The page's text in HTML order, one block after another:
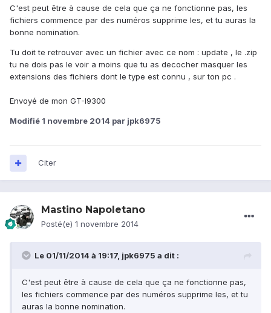
C'est peut être à cause de cela que ça ne fonctionne pas, les
fichiers commence par des numéros supprime les, et tu auras la
bonne nomination.
Tu doit te retrouver avec un fichier avec ce nom : update , le .zip
tu ne dois pas le voir a moins que tu as decocher masquer les
extensions des fichiers dont le type est connu , sur ton pc .
Envoyé de mon GT-I9300
Modifié 1 novembre 2014 par jpk6975
Citer
Mastino Napoletano
Posté(e) 1 novembre 2014
Le 01/11/2014 à 19:17, jpk6975 a dit :
C'est peut être à cause de cela que ça ne fonctionne pas,
les fichiers commence par des numéros supprime les, et tu
auras la bonne nomination.